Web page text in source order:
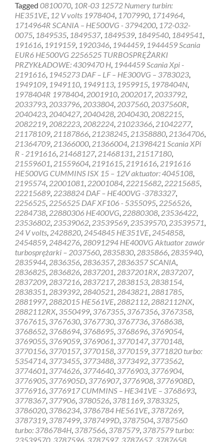
van
de
Tagged 0810070, 10R-03 12572 Numery turbin:
HE351VE, 12 V volts 1978404, 1707990, 1714964,
1714964R SCANIA – HE500VG - 3794200, 172-032-
0075, 1849535, 1849537, 1849539, 1849540, 1849541,
191616, 1919159, 1920346, 1944459, 1944459 Scania
EUR6 HE500VG 2256525 TURBOSPRĘŻARKI
PRZYKŁADOWE: 4309470 H, 1944459 Scania Xpi -
2191616, 1945273 DAF – LF – HE300VG – 3783023,
1949109, 1949110, 1949113, 1959915, 1978404N,
1978404R 1978404, 2001910, 2002017, 2033792,
2033793, 2033796, 2033804, 2037560, 2037560R,
2040423, 2040427, 2040428, 2040430, 2082215,
2082219, 2082223, 2082224, 21023366, 21042277,
21178109, 21187866, 21238245, 21358880, 21364706,
21364709, 21366000, 21366004, 21398421 Scania XPi
R - 2191616, 21468127, 21468131, 21517180,
21559601, 21559604, 2191615, 2191616, 2191616
HE500VG CUMMINS ISX 15 – 12V aktuator: 4045108,
2195574, 22001081, 22001084, 22215682, 22215685,
22215689, 2238824 DAF – HE400VG -3783327,
2256525, 2256525 DAF XF106 - 5355095, 2256526,
2284738, 22880306 HE400VG, 22880308, 23536422,
23536802, 23539062, 23539569, 23539570, 23539571,
24 V volts, 2428820, 2454845 HE351VE, 2454858,
2454859, 2484276, 28091294 HE400VG Aktuator zawór
turbosprężarki – 2037560, 2835830, 2835866, 2835940,
2835944, 2836356, 2836357, 2836357 SCANIA,
2836825, 2836826, 2837201, 2837201RX, 2837207,
2837209, 2837216, 2837217, 2838153, 2838154,
2838351, 2839392, 2840521, 2843821, 2881785,
2881997, 2882015 HE561VE, 2882112, 2882112NX,
2882112RX, 3550499, 3767355, 3767356, 3767358,
3767615, 3767630, 3767730, 3767736, 3768638,
3768652, 3768694, 3768695, 3768696, 3769054,
3769055, 3769059, 3769061, 3770147, 3770148,
3770156, 3770157, 3770158, 3770159, 3771820 turbo:
5354714, 3773455, 3773488, 3773492, 3773562,
3774601, 3774626, 3774640, 3776903, 3776904,
3776905, 3776905D, 3776907, 3776908, 3776908D,
3776916, 3776917 CUMMINS – HE341VE – 3768693,
3778367, 377906, 3780526, 3781169, 3783325,
3786020, 3786234, 3786784 HE561VE, 3787269,
3787319, 3787499, 3787499D, 3787504, 3787560
turbo: 3786784H, 3787566, 3787579, 3787579 turbo:
23539570, 3787596, 3787597, 3787657, 3787658,